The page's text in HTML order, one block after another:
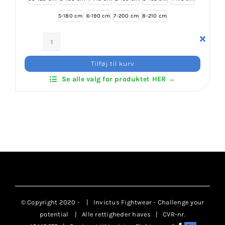
5-180 cm 6-190 cm 7-200 cm 8-210 cm
Basic
Students
Tilføj til kurv
Se alle valg for produktet HER →
© Copyright 2020 -
| Invictus Fightwear - Challenge your
potential
| Alle rettigheder haves | CVR-nr.